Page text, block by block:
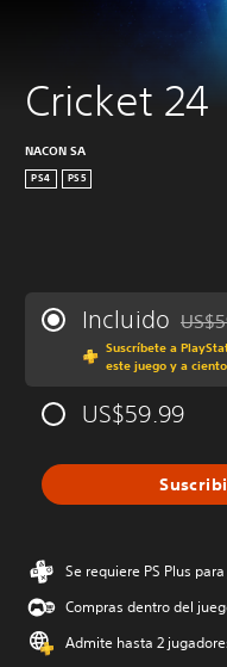
Cricket 24
NACON SA
PS4 PS5
Incluido
Suscríbete a
este juego y a
US$59.99
Se requiere PS Plus
Compras dentro del
Admite hasta 2